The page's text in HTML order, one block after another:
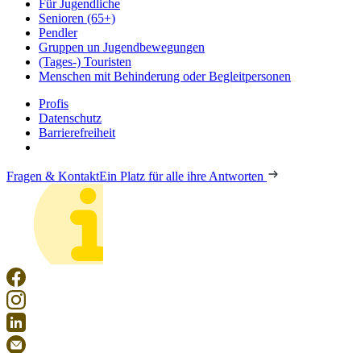
Für Jugendliche
Senioren (65+)
Pendler
Gruppen un Jugendbewegungen
(Tages-) Touristen
Menschen mit Behinderung oder Begleitpersonen
Profis
Datenschutz
Barrierefreiheit
Fragen & KontaktEin Platz für alle ihre Antworten